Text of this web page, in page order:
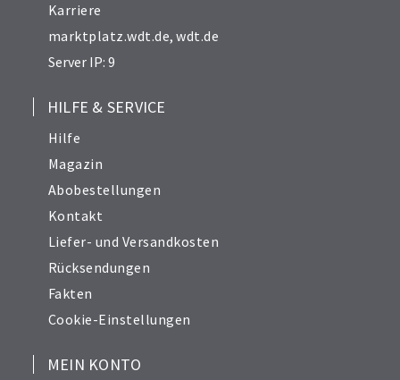
Karriere
marktplatz.wdt.de,wdt.de
Server IP: 9
HILFE & SERVICE
Hilfe
Magazin
Abobestellungen
Kontakt
Liefer- und Versandkosten
Rücksendungen
Fakten
Cookie-Einstellungen
MEIN KONTO